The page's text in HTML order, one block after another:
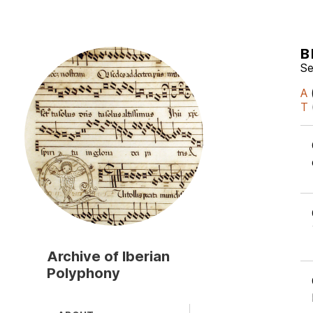
to
main
content
Archive of Iberian
Polyphony
A
T